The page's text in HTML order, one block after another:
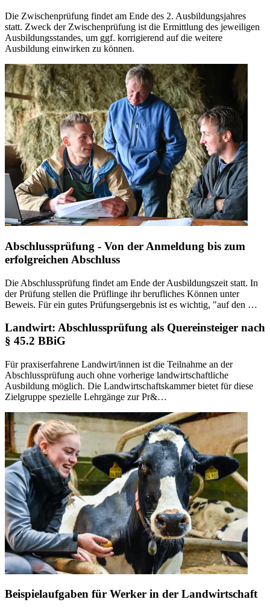
Die Zwischenprüfung findet am Ende des 2. Ausbildungsjahres
statt. Zweck der Zwischenprüfung ist die Ermittlung des jeweiligen
Ausbildungsstandes, um ggf. korrigierend auf die weitere
Ausbildung einwirken zu können.
Abschlussprüfung - Von der Anmeldung bis zum
erfolgreichen Abschluss
Die Abschlussprüfung findet am Ende der Ausbildungszeit statt. In
der Prüfung stellen die Prüflinge ihr berufliches Können unter
Beweis. Für ein gutes Prüfungsergebnis ist es wichtig, "auf den …
Landwirt: Abschlussprüfung als Quereinsteiger nach
§ 45.2 BBiG
Für praxiserfahrene Landwirt/innen ist die Teilnahme an der
Abschlussprüfung auch ohne vorherige landwirtschaftliche
Ausbildung möglich. Die Landwirtschaftskammer bietet für diese
Zielgruppe spezielle Lehrgänge zur Pr&…
Beispielaufgaben für Werker in der Landwirtschaft